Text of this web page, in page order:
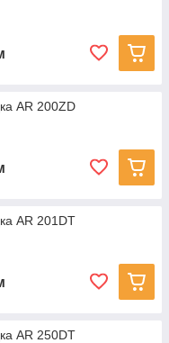
AR 200ZD
AR 201DT
AR 250DT